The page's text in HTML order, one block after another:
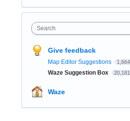
Search
Give feedback
Map Editor Suggestions 1,664
Waze Suggestion Box 20,181
Waze